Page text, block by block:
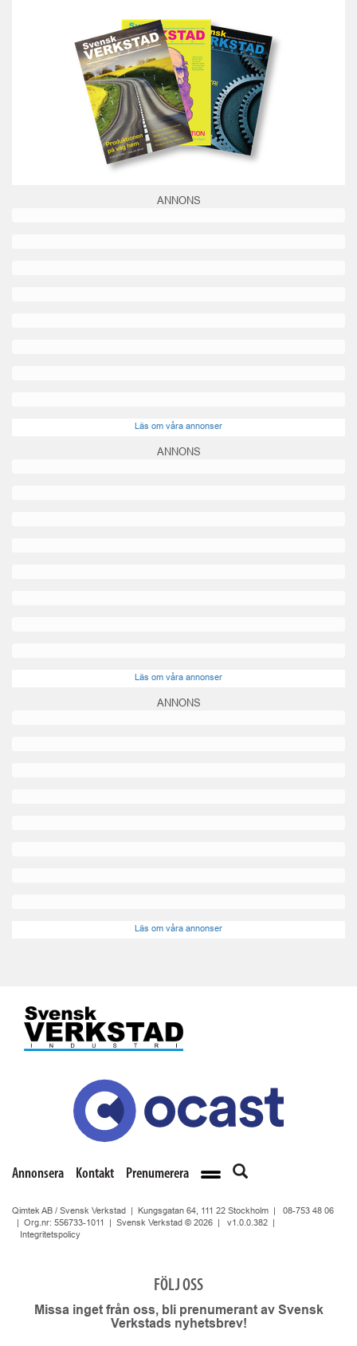
ANNONS
Läs om våra annonser
ANNONS
Läs om våra annonser
ANNONS
Läs om våra annonser
Annonsera Kontakt Prenumerera
Qimtek AB / Svensk Verkstad | Kungsgatan 64, 111 22 Stockholm | 08-753 48 06
| Org.nr: 556733-1011 | Svensk Verkstad © 2026 | v1.0.0.382
Integritetspolicy
FÖLJ OSS
Missa inget från oss, bli prenumerant av Svensk
Verkstads nyhetsbrev!